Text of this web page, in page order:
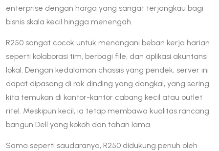
enterprise dengan harga yang sangat terjangkau bagi
bisnis skala kecil hingga menengah.
R250 sangat cocok untuk menangani beban kerja harian
seperti kolaborasi tim, berbagi file, dan aplikasi akuntansi
lokal. Dengan kedalaman chassis yang pendek, server ini
dapat dipasang di rak dinding yang dangkal, yang sering
kita temukan di kantor-kantor cabang kecil atau outlet
ritel. Meskipun kecil, ia tetap membawa kualitas rancang
bangun Dell yang kokoh dan tahan lama.
Sama seperti saudaranya, R250 didukung penuh oleh